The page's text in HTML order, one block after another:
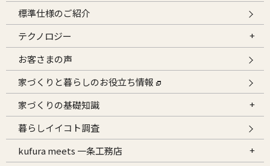
標準仕様のご紹介
テクノロジー
お客さまの声
家づくりと暮らしのお役立ち情報
家づくりの基礎知識
暮らしイイコト調査
kufura meets 一条工務店